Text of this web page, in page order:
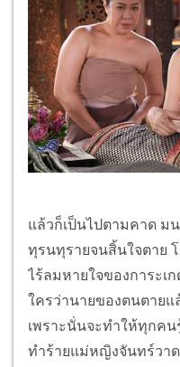
แล้วก็เป็นไปตามคาด ม
ทุรนทุรายจนสิ้นใจตาย
ไร้ลมหายใจของการะเ
ใครว่านายของตนตาย
เพราะนั่นจะทำให้ทุกค
ทำร้ายแม่หญิงจันทร์วา